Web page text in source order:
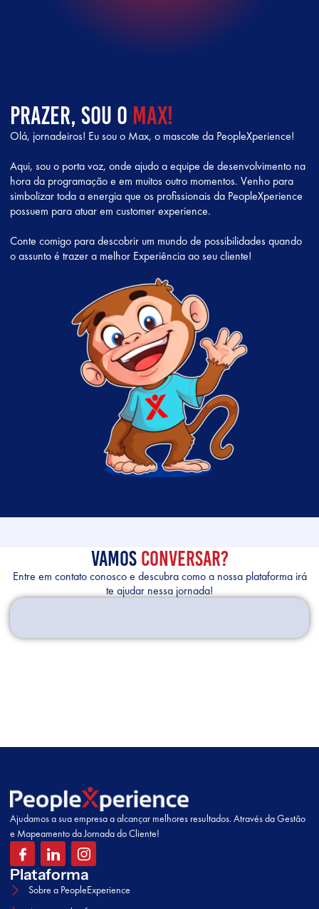
Prazer, sou o Max!
Olá, jornadeiros! Eu sou o Max, o mascote da PeopleXperience!
Aqui, sou o porta voz, onde ajudo a equipe de desenvolvimento na
hora da programação e em muitos outro momentos. Venho para
simbolizar toda a energia que os profissionais da PeopleXperience
possuem para atuar em customer experience.
Conte comigo para descobrir um mundo de possibilidades quando
o assunto é trazer a melhor Experiência ao seu cliente!
VamosConversar?
Entre em contato conosco e descubra como a nossa plataforma irá
te ajudar nessa jornada!
Ajudamos a sua empresa a alcançar melhores resultados. Através da Gestão
e Mapeamento da Jornada do Cliente!
Plataforma
Sobre a PeopleExperience